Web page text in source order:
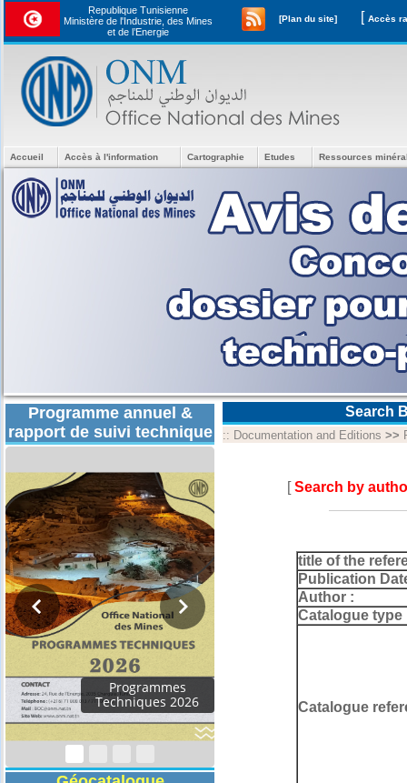
Republique Tunisienne
Ministère de l'Industrie, des Mines
et de l’Energie
[Plan du site] [
Accueil Accès à l'information Cartographie Etudes Ressources
Programme annuel &
rapport de suivi technique
Rapport d'activités
2024
Search
:: Documentation and Editions >>
[Search by
title of the
Publication
Author :
Catalogue type
Catalogue